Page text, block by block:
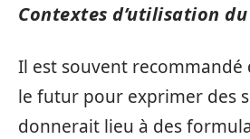
Contextes d’utilisation
Il est souvent recommandé
le futur pour exprimer des
donnerait lieu à des